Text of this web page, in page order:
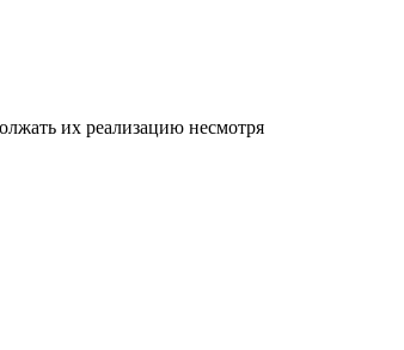
их реализацию несмотря